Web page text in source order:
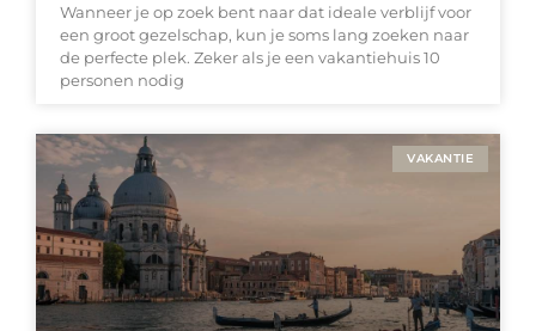
Wanneer je op zoek bent naar dat ideale verblijf voor
een groot gezelschap, kun je soms lang zoeken naar
de perfecte plek. Zeker als je een vakantiehuis 10
personen nodig
VAKANTIE